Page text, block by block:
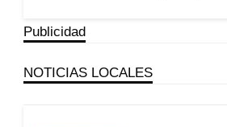
Publicidad
NOTICIAS LOCALES